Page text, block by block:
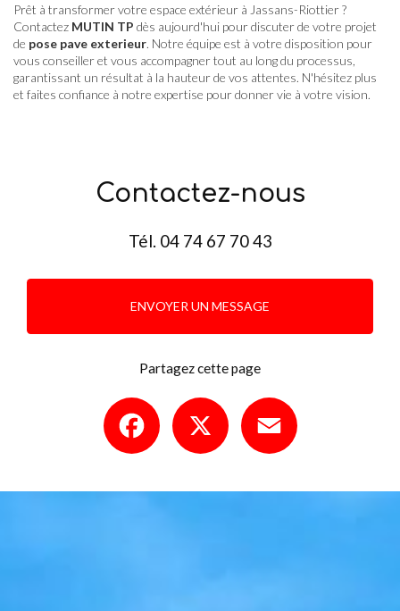
Prêt à transformer votre espace extérieur à Jassans-Riottier ?
Contactez MUTIN TP dès aujourd'hui pour discuter de votre projet
de pose pave exterieur. Notre équipe est à votre disposition pour
vous conseiller et vous accompagner tout au long du processus,
garantissant un résultat à la hauteur de vos attentes. N'hésitez plus
et faites confiance à notre expertise pour donner vie à votre vision.
Contactez-nous
Tél. 04 74 67 70 43
ENVOYER UN MESSAGE
Partagez cette page
Facebook